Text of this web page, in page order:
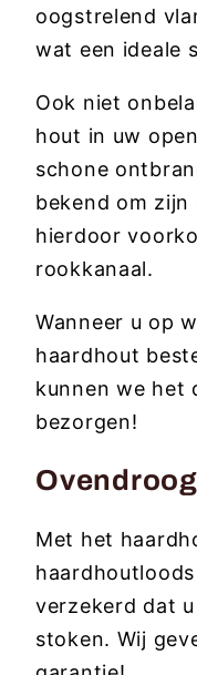
oogstrelend
wat een ideale
Ook niet
hout in uw
schone
bekend om
hierdoor
rookkanaal.
Wanneer u op
haardhout
kunnen we het
bezorgen!
Met het
verzekerd dat
stoken. Wij